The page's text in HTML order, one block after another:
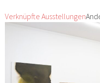
Verknüpfte Ausstellungen